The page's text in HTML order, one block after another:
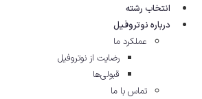
انتخاب رشته
درباره نوتروفیل
عملکرد ما
رضایت از نوتروفیل
قبولی‌ها
تماس با ما